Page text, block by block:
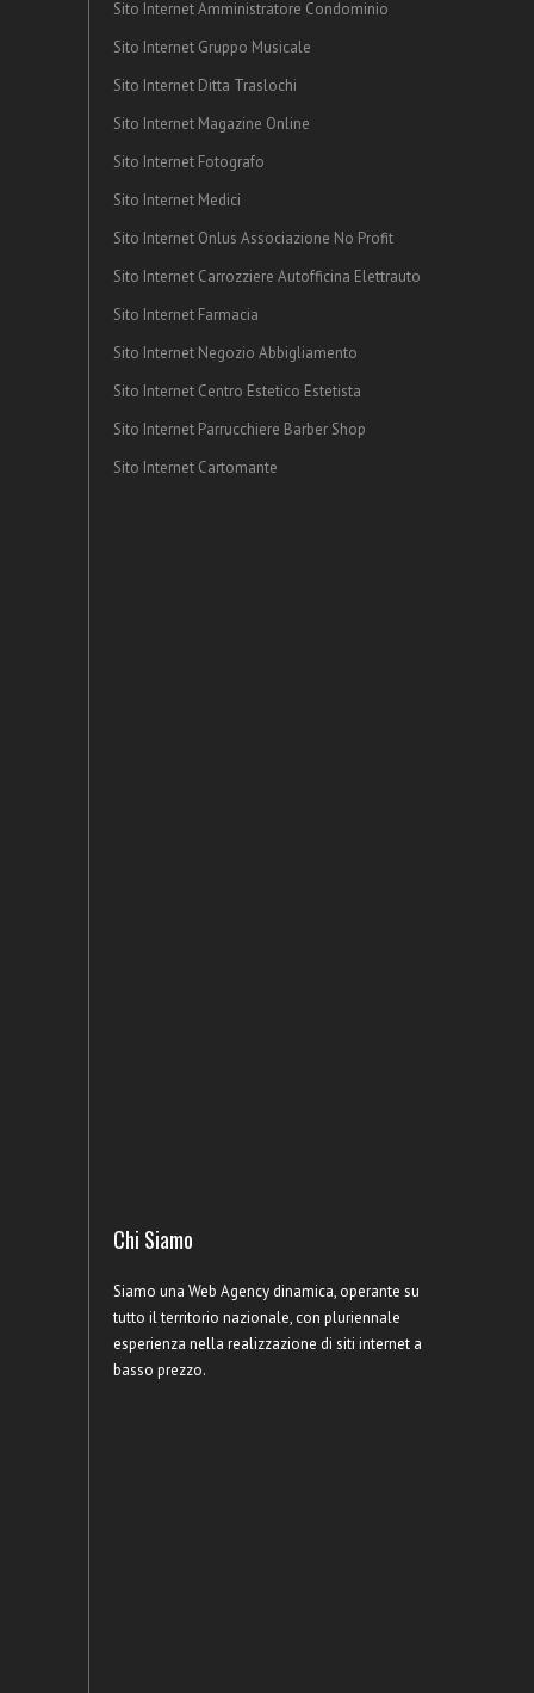
Sito Internet Amministratore Condominio
Sito Internet Gruppo Musicale
Sito Internet Ditta Traslochi
Sito Internet Magazine Online
Sito Internet Fotografo
Sito Internet Medici
Sito Internet Onlus Associazione No Profit
Sito Internet Carrozziere Autofficina Elettrauto
Sito Internet Farmacia
Sito Internet Negozio Abbigliamento
Sito Internet Centro Estetico Estetista
Sito Internet Parrucchiere Barber Shop
Sito Internet Cartomante
Chi Siamo
Siamo una Web Agency dinamica, operante su
tutto il territorio nazionale, con pluriennale
esperienza nella realizzazione di siti internet a
basso prezzo.